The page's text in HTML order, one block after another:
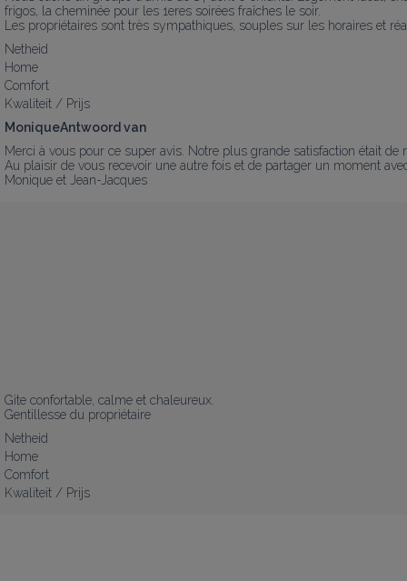
frigos, la cheminée pour les 1eres soirées fraîches le soir.
Les propriétaires sont très sympathiques, souples sur les horaires et
Netheid
Home
Comfort
Kwaliteit / Prijs
MoniqueAntwoord van
Merci à vous pour ce super avis. Notre plus grande satisfaction était
Au plaisir de vous recevoir une autre fois et de partager un moment
Monique et Jean-Jacques
Gite confortable, calme et chaleureux.
Gentillesse du propriétaire
Netheid
Home
Comfort
Kwaliteit / Prijs